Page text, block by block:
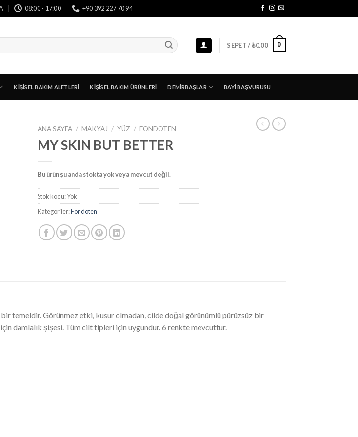
08:00 - 17:00 +90 392 227 70 94
SEPET /₺0.00 0
KIŞISEL BAKIM ALETLERI KIŞISEL BAKIM ÜRÜNLERI DEMIRBAŞLAR BAYI BAŞVURUSU
ANA SAYFA / MAKYAJ / YÜZ / FONDOTEN
MY SKIN BUT BETTER
Bu ürün şu anda stokta yok veya mevcut değil.
Stok kodu:Yok
Kategoriler:Fondoten
temeldir. Görünmez etki, kusur olmadan, cilde doğal görünümlü pürüzsüz bir
damlalık şişesi. Tüm cilt tipleri için uygundur. 6 renkte mevcuttur.